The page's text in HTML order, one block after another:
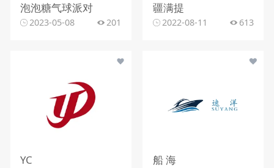
泡泡糖气球派对
2023-05-08 201
疆满提
2022-08-11 613
YC 船 海